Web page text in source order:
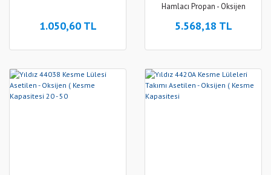
1.050,60 TL
Hamlacı Propan - Oksijen
5.568,18 TL